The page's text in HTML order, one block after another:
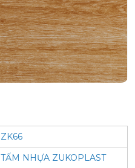
ZK66
TẤM NHỰA ZUKOPLAST